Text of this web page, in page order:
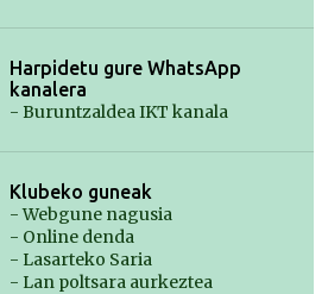
Harpidetu gure WhatsApp
kanalera
- Buruntzaldea IKT kanala
Klubeko guneak
- Webgune nagusia
- Online denda
- Lasarteko Saria
- Lan poltsara aurkeztea